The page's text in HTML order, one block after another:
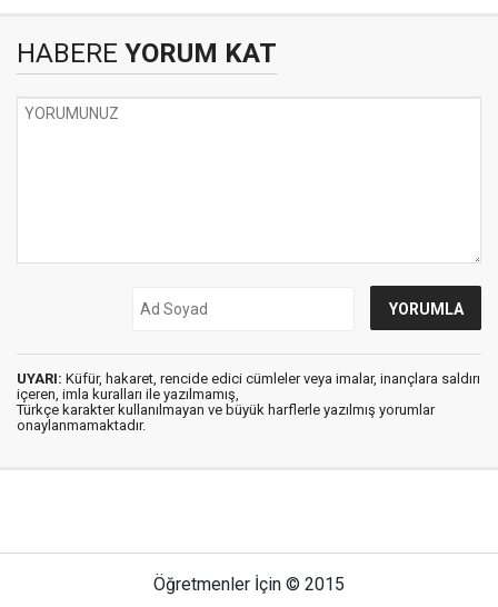
HABERE YORUM KAT
UYARI: Küfür, hakaret, rencide edici cümleler veya imalar, inançlara saldırı
içeren, imla kuralları ile yazılmamış,
Türkçe karakter kullanılmayan ve büyük harflerle yazılmış yorumlar
onaylanmamaktadır.
Öğretmenler İçin © 2015